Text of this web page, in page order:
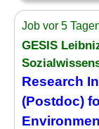
Job vor 5
GESIS
Research
(Postdoc)